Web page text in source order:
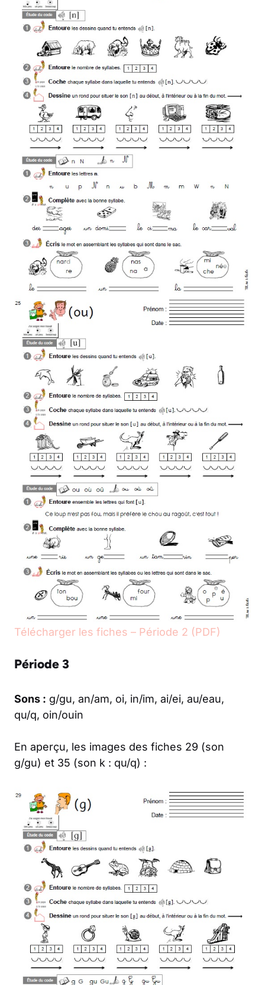
Télécharger les fiches – Période 2 (PDF)
Période 3
Sons : g/gu, an/am, oi, in/im, ai/ei, au/eau,
qu/q, oin/ouin
En aperçu, les images des fiches 29 (son
g/gu) et 35 (son k : qu/q) :